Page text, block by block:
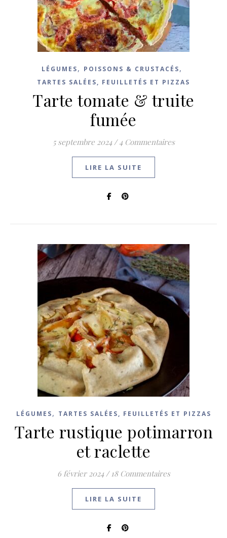
LÉGUMES, POISSONS & CRUSTACÉS,
TARTES SALÉES, FEUILLETÉS ET PIZZAS
Tarte tomate & truite
fumée
5 septembre 2024 / 4 Commentaires
LIRE LA SUITE
LÉGUMES, TARTES SALÉES, FEUILLETÉS ET PIZZAS
Tarte rustique potimarron
et raclette
6 février 2024 / 18 Commentaires
LIRE LA SUITE